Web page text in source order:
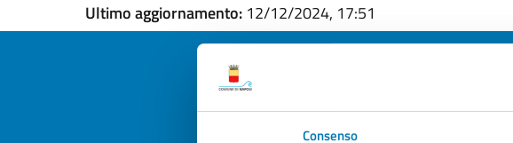
Consenso
Ultimo aggiornamento: 12/12/2024, 17:51